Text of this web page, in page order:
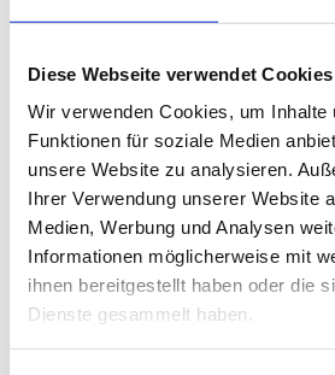
Diese Webseite verwendet Cookies
Wir verwenden Cookies, um
Funktionen für soziale Medien
unsere Website zu analysieren.
Ihrer Verwendung unserer Website
Medien, Werbung und Analysen
Informationen möglicherweise mit
ihnen bereitgestellt haben oder die
Dienste gesammelt haben.